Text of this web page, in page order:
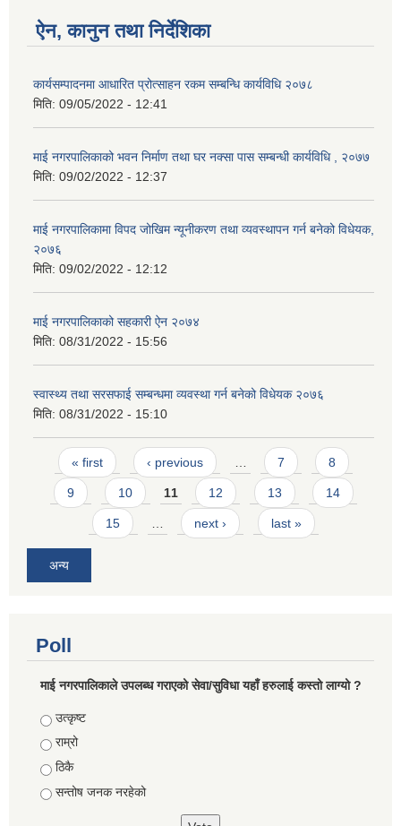
ऐन, कानुन तथा निर्देशिका
कार्यसम्पादनमा आधारित प्रोत्साहन रकम सम्बन्धि कार्यविधि २०७८
मिति: 09/05/2022 - 12:41
माई नगरपालिकाको भवन निर्माण तथा घर नक्सा पास सम्बन्धी कार्यविधि , २०७७
मिति: 09/02/2022 - 12:37
माई नगरपालिकामा विपद जोखिम न्यूनीकरण तथा व्यवस्थापन गर्न बनेको विधेयक,
२०७६
मिति: 09/02/2022 - 12:12
माई नगरपालिकाको सहकारी ऐन २०७४
मिति: 08/31/2022 - 15:56
स्वास्थ्य तथा सरसफाई सम्बन्धमा व्यवस्था गर्न बनेको विधेयक २०७६
मिति: 08/31/2022 - 15:10
Pages
« first ‹ previous … 7 8
9 10 11 12 13 14
15 … next › last »
अन्य
Poll
माई नगरपालिकाले उपलब्ध गराएको सेवा/सुविधा यहाँ हरुलाई कस्तो लाग्यो ?
Choices
उत्कृष्ट
राम्रो
ठिकै
सन्तोष जनक नरहेको